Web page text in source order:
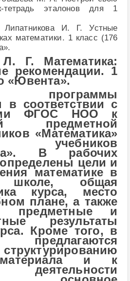
тетрадь эталонов для 1
И. Г. Устные
математики. 1 класс (176
Г. Математика:
рекомендации. 1
«Ювента».
программы
в соответствии с
ФГОС НОО к
предметной
«Математика»
учебников
В рабочих
цели и
математике в
школе, общая
курса, место
плане, а также
предметные и
результаты
Кроме того, в
предлагаются
материала и к
деятельности